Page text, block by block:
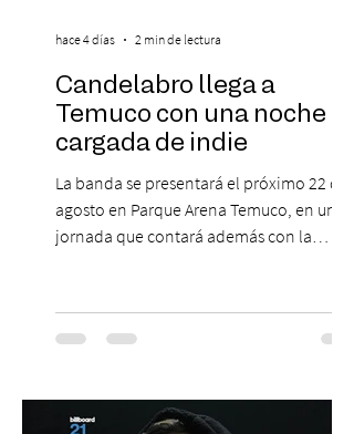
Candelabro llega a
Temuco con una noche
cargada de indie
La banda se presentará el próximo 22 de
agosto en Parque Arena Temuco, en una
jornada que contará además con la
agosto, el Parque Arena Temuco será
escenario de una noche dedicada al indie
banda que llegará a la capital de La
Araucanía para ofrecer un show cargado
hace 4 días 2 min de lectura